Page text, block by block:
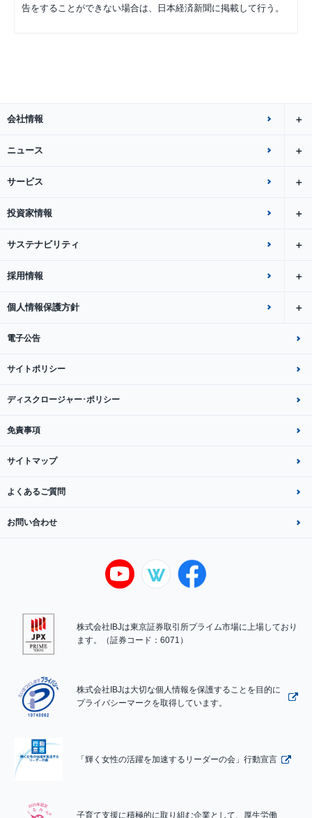
告をすることができない場合は、日本経済新聞に掲載して行う。
会社情報
ニュース
サービス
投資家情報
サステナビリティ
採用情報
個人情報保護方針
電子公告
サイトポリシー
ディスクロージャー･ポリシー
免責事項
サイトマップ
よくあるご質問
お問い合わせ
株式会社IBJは東京証券取引所プライム市場に上場しており
ます。（証券コード：6071）
株式会社IBJは大切な個人情報を保護することを目的に
プライバシーマークを取得しています。
「輝く女性の活躍を加速するリーダーの会」行動宣言
子育て支援に積極的に取り組む企業として、厚生労働